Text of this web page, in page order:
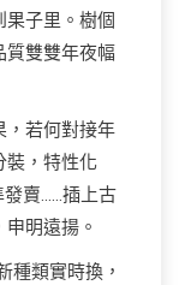
子里。樹個
質雙雙年夜幅
，若何對接年
裝，特性化
發賣……插上古
明遠揚。
種類實時換，